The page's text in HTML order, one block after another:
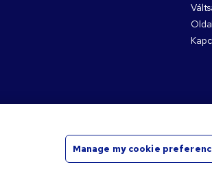
tulajdonát képezi.
Manage my cookie